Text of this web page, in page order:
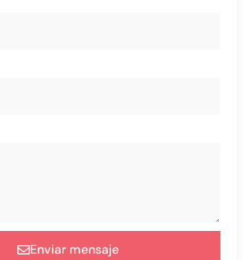
Enviar mensaje